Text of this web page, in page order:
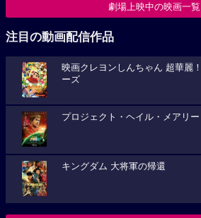
劇場上映中の映画一覧
注目の動画配信作品
映画クレヨンしんちゃん 超華麗
ーズ
プロジェクト・ヘイル・メアリー
キングダム 大将軍の帰還